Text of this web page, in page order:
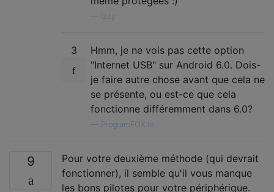
Izzy
3
Hmm, je ne vois pas cette option
"Internet USB" sur Android 6.0. Dois-
je faire autre chose avant que cela ne
se présente, ou est-ce que cela
fonctionne différemment dans 6.0?
ProgramFOX le
9
Pour votre deuxième méthode (qui devrait
fonctionner), il semble qu'il vous manque
les bons pilotes pour votre périphérique.